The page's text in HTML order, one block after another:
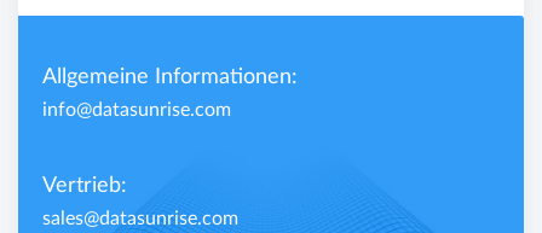
Allgemeine Informationen:
info@datasunrise.com
Vertrieb:
sales@datasunrise.com